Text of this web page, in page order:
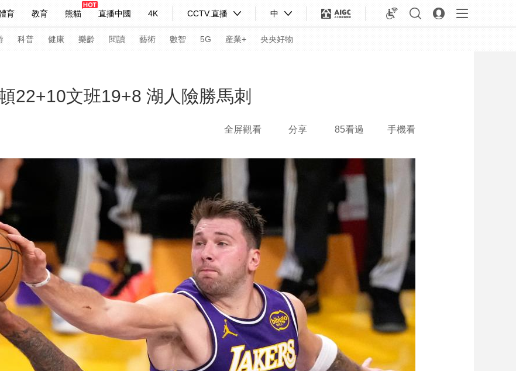
育 教育 熊貓 直播中國 4K CCTV.直播 中
語 熱解讀 天天學習
人 下載央視影音
科普 健康 樂齡 閱讀 藝術 數智 5G 産業+ 央央好物
全景新聞
列 人生第二次
會 NBA 中超 國足 國際足球 網球 綜合體育 亞冬會
育江湖 文化體育 冰雪道路 足球道路
央博 非遺 文化 旅游 科普 健康 樂齡 閱讀 藝術 汽車 5G 産業+
超級工廠 智敬中國 全民健康 顏選攻略 海洋 時尚 天氣 才藝 網展
22+10文班19+8 湖人險勝馬刺
全屏觀看 分享 85看過 手機看